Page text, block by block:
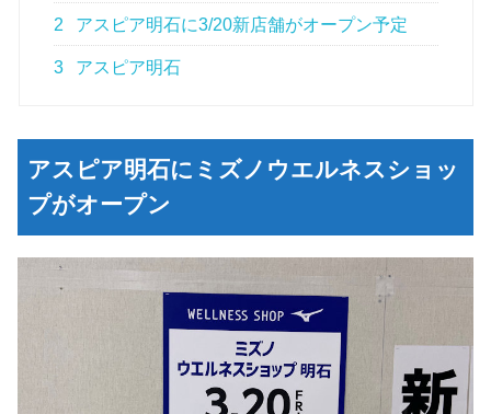
2 アスピア明石に3/20新店舗がオープン予定
3 アスピア明石
アスピア明石にミズノウエルネスショッ
プがオープン